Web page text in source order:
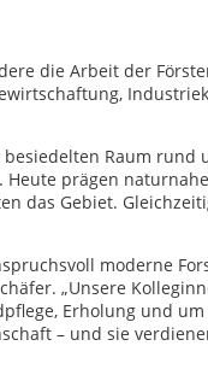
die Arbeit der
Raum rund
prägen
das Gebiet.
moderne
„Unsere
Erholung und
– und sie